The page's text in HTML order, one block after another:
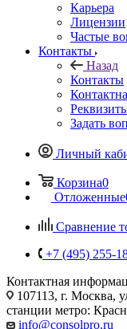
Карьера
Лицензии
Частые
Контакты
Назад
Контакты
Задать
Личный
Корзина0
Отложенные
Сравнение
+7 (495) 255-
Контактная
107113, г. Москва,
станции метро:
info@consolpro.ru